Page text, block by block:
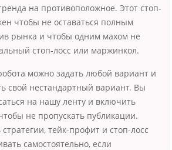
на противоположное. Этот стоп-
чтобы не оставаться полным
рынка и чтобы одним махом не
стоп-лосс или маржинкол.
можно задать любой вариант и
свой нестандартный вариант. Вы
на нашу ленту и включить
не пропускать публикации.
стратегии, тейк-профит и стоп-лосс
самостоятельно, если